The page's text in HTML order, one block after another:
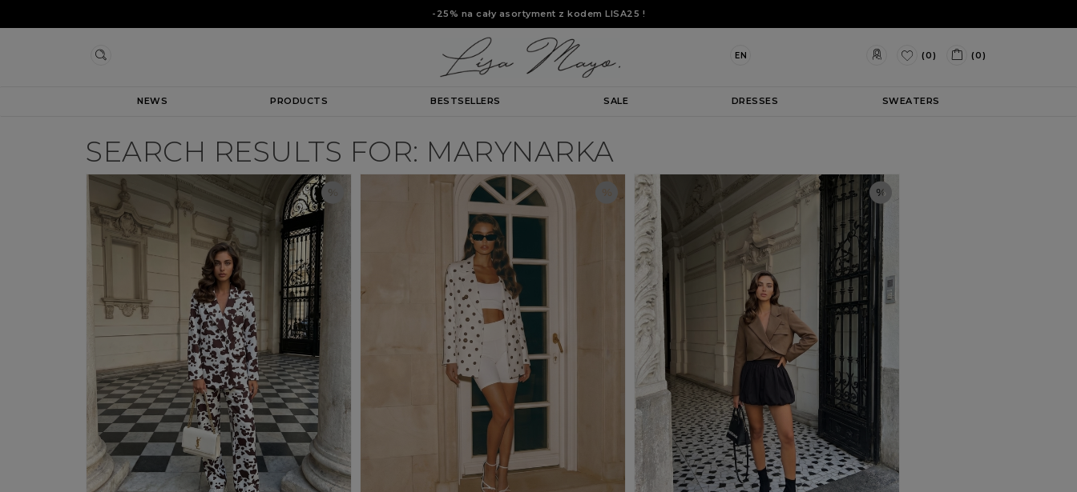
-25% na cały asortyment z kodem LISA25 !
EN (0) (0)
NEWS PRODUCTS BESTSELLERS SALE DRESSES SWEATERS
SEARCH RESULTS FOR: MARYNARKA